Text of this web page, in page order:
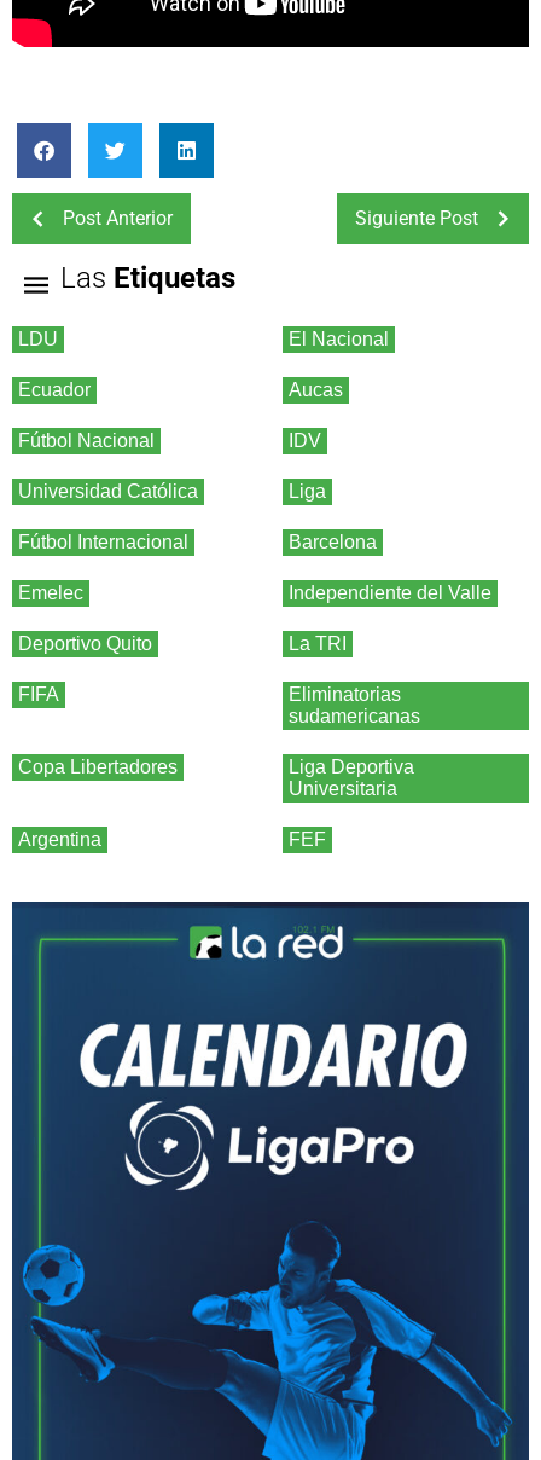
Post Anterior Siguiente Post
Las Etiquetas
LDU El Nacional
Ecuador Aucas
Fútbol Nacional IDV
Universidad Católica Liga
Fútbol Internacional Barcelona
Emelec Independiente del Valle
Deportivo Quito La TRI
FIFA
Eliminatorias
sudamericanas
Copa Libertadores
Liga Deportiva
Universitaria
Argentina FEF